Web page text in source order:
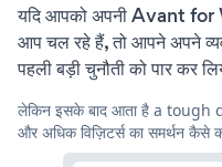
यदि आपको अपनी Avant for
आप चल रहे हैं, तो आपने अपने
पहली बड़ी चुनौती को पार कर
लेकिन इसके बाद आता है a
और अधिक विज़िटर्स का समर्थन कैसे